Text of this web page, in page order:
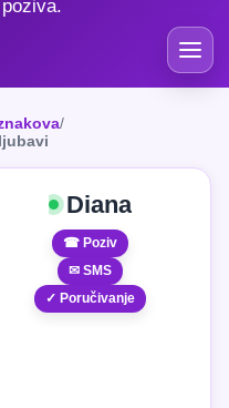
/
Diana
☎ Poziv
✉ SMS
✓ Poručivanje